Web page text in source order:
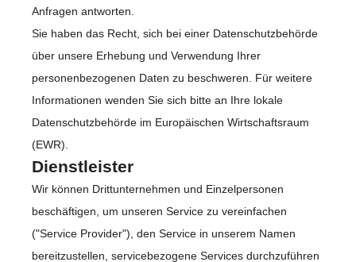
Anfragen antworten.
Sie haben das Recht, sich bei einer Datenschutzbehörde
über unsere Erhebung und Verwendung Ihrer
personenbezogenen Daten zu beschweren. Für weitere
Informationen wenden Sie sich bitte an Ihre lokale
Datenschutzbehörde im Europäischen Wirtschaftsraum
(EWR).
Dienstleister
Wir können Drittunternehmen und Einzelpersonen
beschäftigen, um unseren Service zu vereinfachen
("Service Provider"), den Service in unserem Namen
bereitzustellen, servicebezogene Services durchzuführen